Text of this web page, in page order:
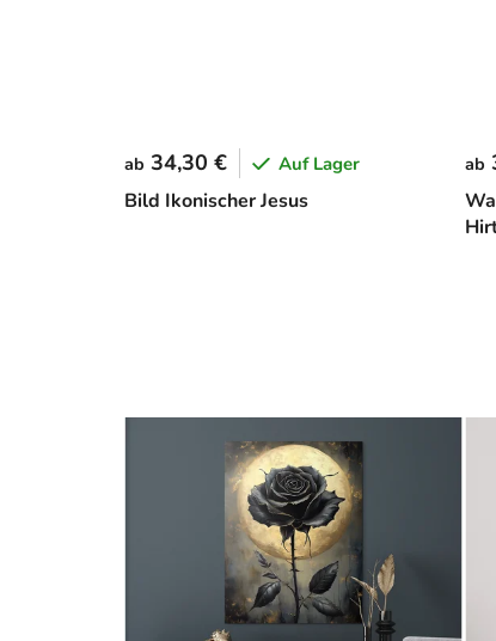
Bild Ikonischer Jesus
ab 34,30 € Auf Lager ab